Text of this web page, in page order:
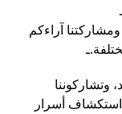
ومشاركتنا آراءكم
وتشاركوننا
أسرار